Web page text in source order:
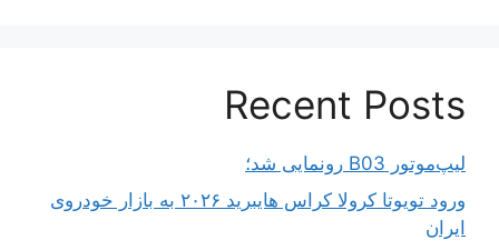
Recent Posts
لیپ‌موتور B03 رونمایی شد؛
ورود تویوتا کرولا کراس هایبرید ۲۰۲۶ به بازار خودروی
ایران